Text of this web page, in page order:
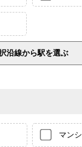
マン